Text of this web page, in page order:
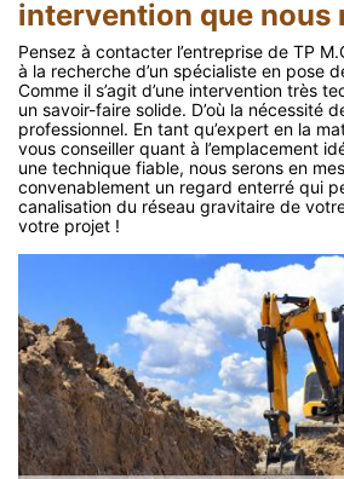
intervention que nous
Pensez à contacter l’entreprise de TP
à la recherche d’un spécialiste en pose
Comme il s’agit d’une intervention très
un savoir-faire solide. D’où la nécessité
professionnel. En tant qu’expert en la
vous conseiller quant à l’emplacement
une technique fiable, nous serons en
convenablement un regard enterré qui
canalisation du réseau gravitaire de
votre projet !